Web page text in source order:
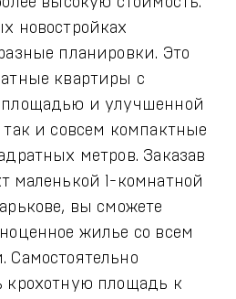
новостройках
планировки. Это
квартиры с
площадью и улучшенной
так и совсем компактные
метров. Заказав
маленькой 1-комнатной
вы сможете
жилье со всем
Самостоятельно
крохотную площадь к